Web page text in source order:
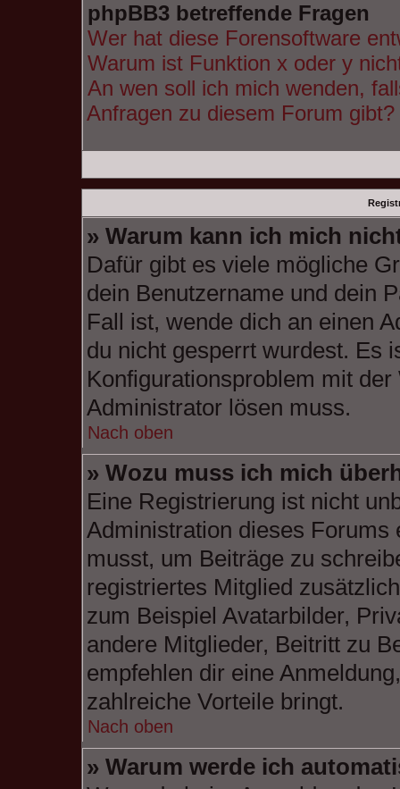
phpBB3 betreffende Fragen
Wer hat diese Forensoftware
Warum ist Funktion x oder y
An wen soll ich mich wenden,
Anfragen zu diesem Forum gibt?
» Warum kann ich mich
Dafür gibt es viele mögliche
dein Benutzername und dein
Fall ist, wende dich an einen
du nicht gesperrt wurdest. Es
Konfigurationsproblem mit
Administrator lösen muss.
Nach oben
» Wozu muss ich mich
Eine Registrierung ist nicht
Administration dieses Forums
musst, um Beiträge zu
registriertes Mitglied
zum Beispiel Avatarbilder,
andere Mitglieder, Beitritt zu
empfehlen dir eine
zahlreiche Vorteile bringt.
Nach oben
» Warum werde ich